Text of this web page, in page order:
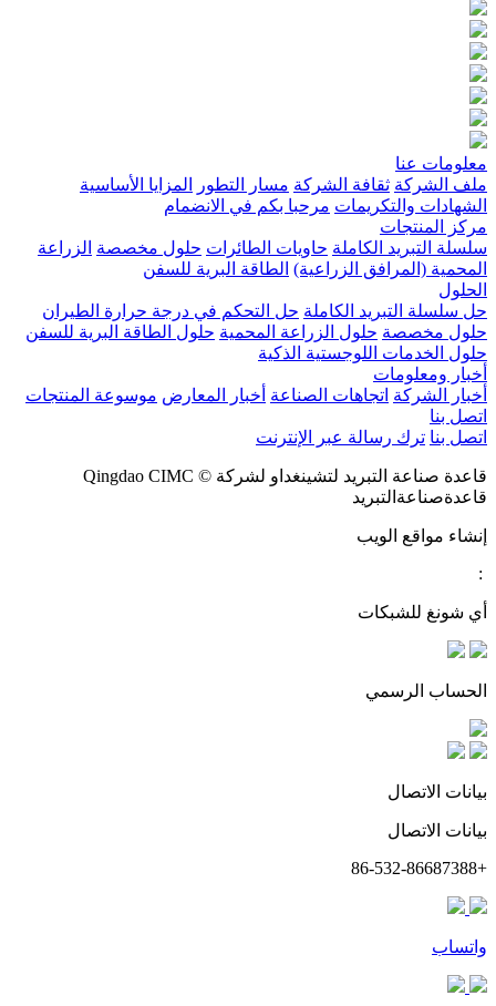
معلومات عنا
ملف الشركة ثقافة الشركة مسار التطور
المزايا الأساسية
الشهادات والتكريمات مرحبا بكم في الانضمام
مركز المنتجات
سلسلة التبريد الكاملة حاويات الطائرات حلول مخصصة الزراعة
المحمية (المرافق الزراعية) الطاقة البرية للسفن
الحلول
حل سلسلة التبريد الكاملة حل التحكم في درجة حرارة الطيران
حلول مخصصة حلول الزراعة المحمية حلول الطاقة البرية للسفن
حلول الخدمات اللوجستية الذكية
أخبار ومعلومات
أخبار الشركة اتجاهات الصناعة أخبار المعارض موسوعة المنتجات
اتصل بنا
اتصل بنا ترك رسالة عبر الإنترنت
قاعدة صناعة التبريد لتشينغداو لشركة © Qingdao CIMC
قاعدةصناعةالتبريد
إنشاء مواقع الويب
:
أي شونغ للشبكات
الحساب الرسمي
بيانات الاتصال
بيانات الاتصال
+86-532-86687388
واتساب